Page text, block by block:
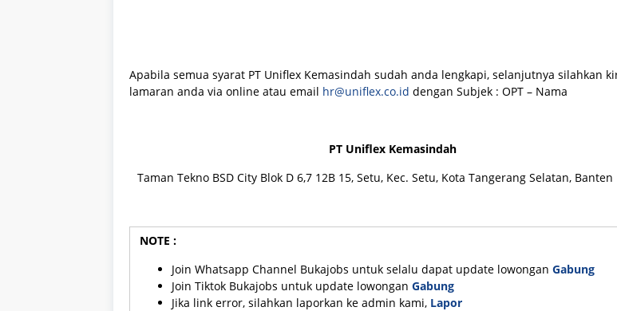
Apabila semua syarat PT Uniflex Kemasindah sudah anda lengkapi, selanjutnya silahkan
lamaran anda via online atau email hr@uniflex.co.id dengan Subjek : OPT – Nama
PT Uniflex Kemasindah
Taman Tekno BSD City Blok D 6,7 12B 15, Setu, Kec. Setu, Kota Tangerang Selatan, Banten
NOTE :
Join Whatsapp Channel Bukajobs untuk selalu dapat update lowongan Gabung
Join Tiktok Bukajobs untuk update lowongan Gabung
Jika link error, silahkan laporkan ke admin kami, Lapor